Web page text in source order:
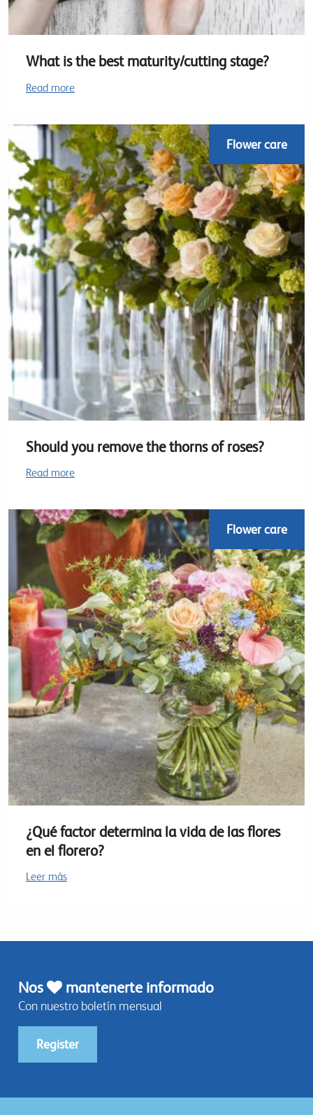
What is the best maturity/cutting stage?
Read more
Flower care
Should you remove the thorns of roses?
Read more
Flower care
¿Qué factor determina la vida de las flores
en el florero?
Leer más
Nos mantenerte informado
Con nuestro boletín mensual
Register